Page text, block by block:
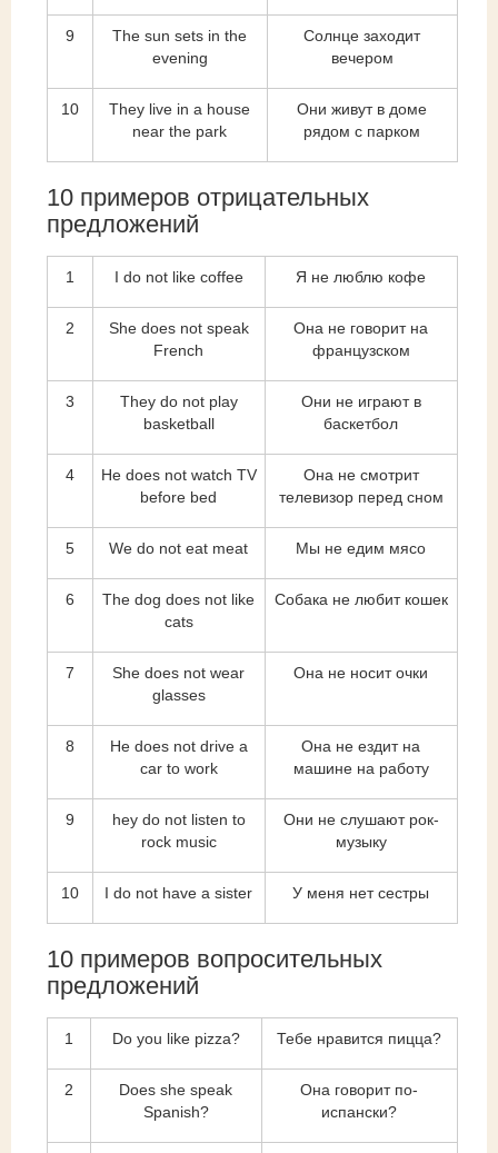
9
The sun sets in the
evening
Солнце заходит
вечером
10
They live in a house
near the park
Они живут в доме
рядом с парком
10 примеров отрицательных
предложений
1 I do not like coffee Я не люблю кофе
2
She does not speak
French
Она не говорит на
французском
3
They do not play
basketball
Они не играют в
баскетбол
4
He does not watch TV
before bed
Она не смотрит
телевизор перед сном
5 We do not eat meat Мы не едим мясо
6
The dog does not like
cats
Собака не любит кошек
7
She does not wear
glasses
Она не носит очки
8
He does not drive a
car to work
Она не ездит на
машине на работу
9
hey do not listen to
rock music
Они не слушают рок-
музыку
10 I do not have a sister У меня нет сестры
10 примеров вопросительных
предложений
1 Do you like pizza? Тебе нравится пицца?
2
Does she speak
Spanish?
Она говорит по-
испански?